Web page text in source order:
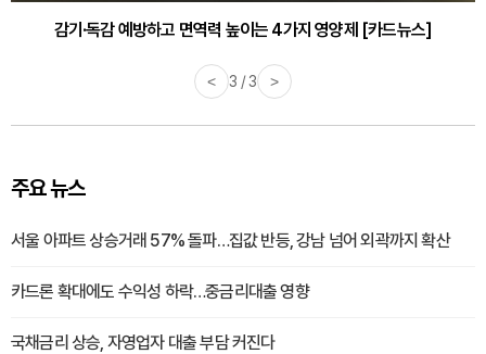
감기·독감 예방하고 면역력 높이는 4가지 영양제 [카드뉴스]
< 3 / 3 >
주요 뉴스
서울 아파트 상승거래 57% 돌파…집값 반등, 강남 넘어 외곽까지 확산
카드론 확대에도 수익성 하락…중금리대출 영향
국채금리 상승, 자영업자 대출 부담 커진다